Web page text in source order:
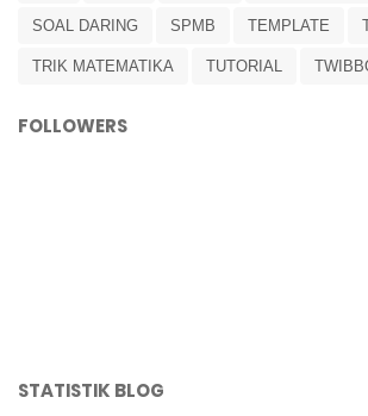
SOAL DARING SPMB TEMPLATE
TRIK MATEMATIKA TUTORIAL
FOLLOWERS
STATISTIK BLOG